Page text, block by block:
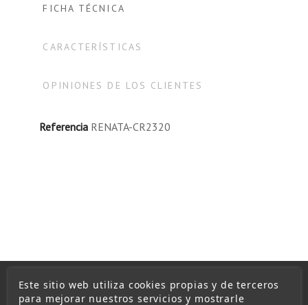
FICHA TÉCNICA
CARACTERÍSTICAS
OPINIONES DE LOS CLIENTES
Referencia RENATA-CR2320
Este sitio web utiliza cookies propias y de terceros
para mejorar nuestros servicios y mostrarle